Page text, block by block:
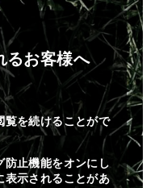
るお客様へ
覧を続けることがで
防止機能をオンにし
表示されることがあ